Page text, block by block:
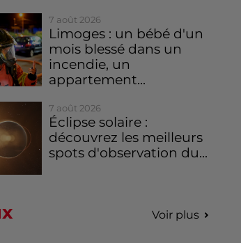
7 août 2026
Limoges : un bébé d'un
mois blessé dans un
incendie, un
appartement...
7 août 2026
Éclipse solaire :
découvrez les meilleurs
spots d'observation du...
Voir plus